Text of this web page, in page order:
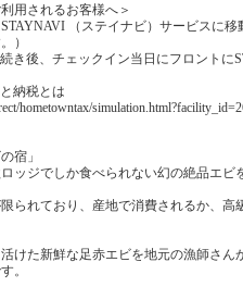
用されるお客様へ＞
（ステイナビ）サービスに
）
き後、チェックイン当日にフロントに
納税とは
hometowntax/
宿」
ッジでしか食べられない幻の絶品エビ
られており、産地で消費されるか、
けた新鮮な足赤エビを地元の漁師さ
。